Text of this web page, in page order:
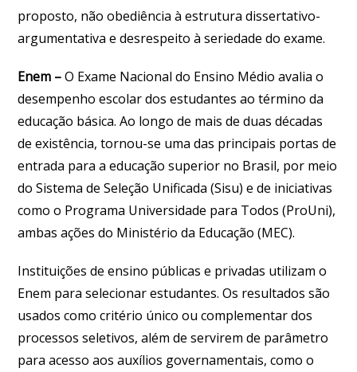
proposto, não obediência à estrutura dissertativo-
argumentativa e desrespeito à seriedade do exame.
Enem –O Exame Nacional do Ensino Médio avalia o
desempenho escolar dos estudantes ao término da
educação básica. Ao longo de mais de duas décadas
de existência, tornou-se uma das principais portas de
entrada para a educação superior no Brasil, por meio
do Sistema de Seleção Unificada (Sisu) e de iniciativas
como o Programa Universidade para Todos (ProUni),
ambas ações do Ministério da Educação (MEC).
Instituições de ensino públicas e privadas utilizam o
Enem para selecionar estudantes. Os resultados são
usados como critério único ou complementar dos
processos seletivos, além de servirem de parâmetro
para acesso aos auxílios governamentais, como o